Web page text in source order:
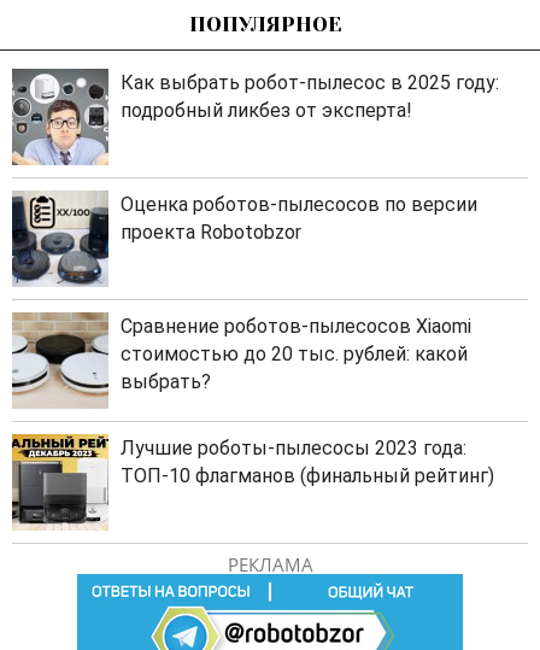
ПОПУЛЯРНОЕ
Как выбрать робот-пылесос в 2025 году:
подробный ликбез от эксперта!
Оценка роботов-пылесосов по версии
проекта Robotobzor
Сравнение роботов-пылесосов Xiaomi
стоимостью до 20 тыс. рублей: какой
выбрать?
Лучшие роботы-пылесосы 2023 года:
ТОП-10 флагманов (финальный рейтинг)
РЕКЛАМА